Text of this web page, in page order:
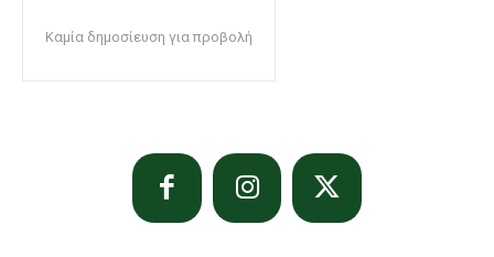
Καμία δημοσίευση για προβολή